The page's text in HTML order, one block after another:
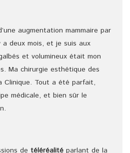
augmentation mammaire par
deux mois, et je suis aux
et volumineux était mon
Ma chirurgie esthétique des
Clinique. Tout a été parfait,
médicale, et bien sûr le
de téléréalité parlant de la